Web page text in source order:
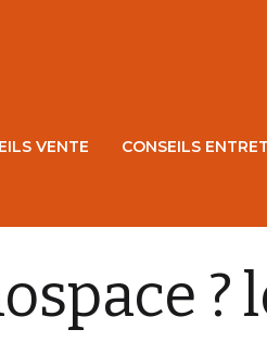
VENTE CONSEILS
?